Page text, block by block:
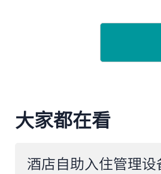
大家都在看